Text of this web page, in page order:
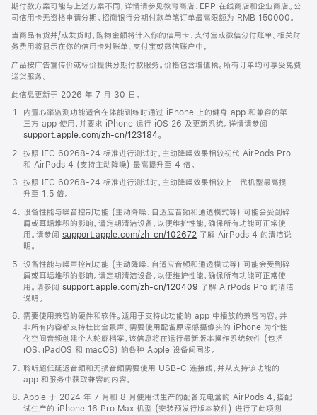
期付款方案可能与上述方案不同，详情请参见教育商店、EPP 在线商店和企业商店。公
司信用卡无资格申请分期。招商银行分期付款单笔订单最高限额为 RMB 150000。
当商品有货并/或发货时，购物金额将计入你的信用卡、支付宝或微信分付账单。相关财
务费用将显示在你的信用卡对账单、支付宝或微信账户中。
产品按广告宣传价或标价提供分期付款服务。价格包含增值税。所有订单均可享受免费
送货服务。
此信息更新于 2026 年 7 月 30 日。
内置心率监测功能适合在体能训练时通过 iPhone 上的健身 app 和兼容的第
三方 app 使用，并要求 iPhone 运行 iOS 26 及更新系统。详情请参阅
support.apple.com/zh-cn/123184。
按照 IEC 60268-24 标准进行测试时，主动降噪效果相较初代 AirPods Pro
和 AirPods 4 (支持主动降噪) 最高提升至 4 倍。
按照 IEC 60268-24 标准进行测试时，主动降噪效果相较上一代机型最高提
升至 1.5 倍。
设备性能与噪音控制功能 (主动降噪、自适应音频和通透模式等) 可能会受到碎
屑或耳垢堆积的影响。请定期清洁设备，以便维护性能，确保所有功能可正常使
用。请参阅 support.apple.com/zh-cn/102672 了解 AirPods 4 的清洁说
明。
设备性能与噪声控制功能 (主动降噪、自适应音频和通透模式等) 可能会受到碎
屑或耳垢堆积的影响。请定期清洁设备，以便维护性能，确保所有功能可正常使
用。请参阅 support.apple.com/zh-cn/120409 了解 AirPods Pro 的清洁
说明。
需要使用兼容的硬件和软件。适用于支持此功能的 app 中播放的兼容内容。并
非所有内容都支持杜比全景声。需要使用配备原深感摄像头的 iPhone 为个性
化空间音频创建个人轮廓档案，该信息将在运行最新版本操作系统软件 (包括
iOS、iPadOS 和 macOS) 的各种 Apple 设备间同步。
聆听超低延迟音频和无损音频需要使用 USB-C 连接线，并从支持该功能的
app 和服务中获取兼容的内容。
Apple 于 2024 年 7 月和 8 月使用试生产的配备充电盒的 AirPods 4，搭配
试生产的 iPhone 16 Pro Max 机型 (安装预发行版本软件) 进行了此项测